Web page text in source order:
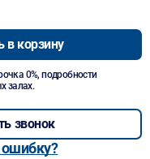
в корзину
0%, подробности
залах.
звонок